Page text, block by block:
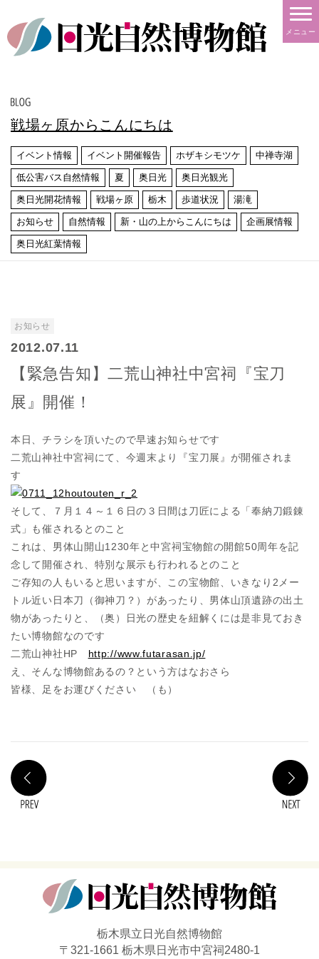
メニュー
戦場ヶ原からこんにちは
イベント情報 イベント開催報告 ホザキシモツケ 中禅寺湖
低公害バス自然情報 夏 奥日光 奥日光観光
奥日光開花情報 戦場ヶ原 栃木 歩道状況 湯滝
お知らせ 自然情報 新・山の上からこんにちは 企画展情報
奥日光紅葉情報
お知らせ
2012.07.11
【緊急告知】二荒山神社中宮祠『宝刀
展』開催！
本日、チラシを頂いたので早速お知らせです
二荒山神社中宮祠にて、今週末より『宝刀展』が開催されま
す
そして、７月１４～１６日の３日間は刀匠による「奉納刀鍛錬
式」も催されるとのこと
これは、男体山開山1230年と中宮祠宝物館の開館50周年を記
念して開催され、特別な展示も行われるとのこと
ご存知の人もいると思いますが、この宝物館、いきなり2メー
トル近い日本刀（御神刀？）があったり、男体山頂遺跡の出土
物があったりと、（奥）日光の歴史を紐解くには是非見ておき
たい博物館なのです
二荒山神社HP http://www.futarasan.jp/
え、そんな博物館あるの？という方はなおさら
皆様、足をお運びください （も）
栃木県立日光自然博物館
〒321-1661 栃木県日光市中宮祠2480-1